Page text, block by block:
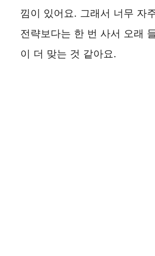
낌이 있어요. 그래서 너무 자
전략보다는 한 번 사서 오래
이 더 맞는 것 같아요.